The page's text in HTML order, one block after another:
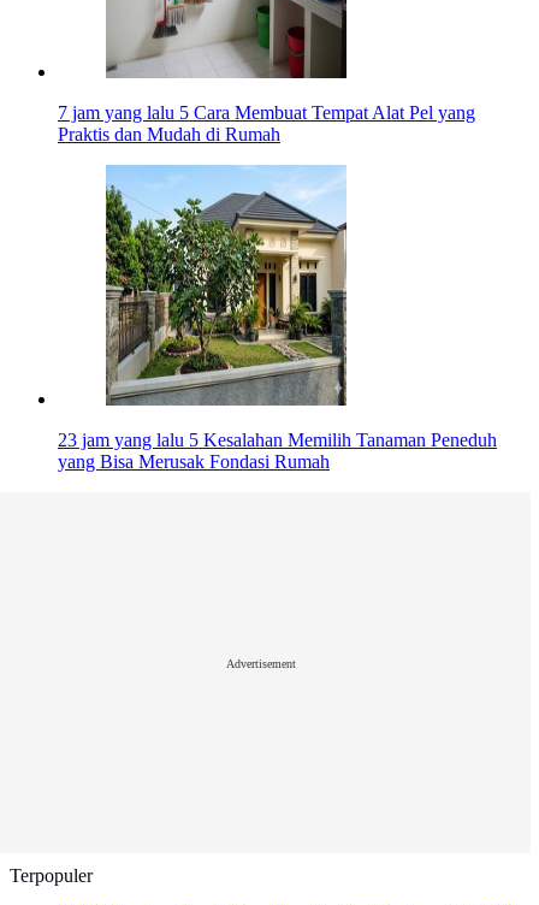
7 jam yang lalu 5 Cara Membuat Tempat Alat Pel yang
Praktis dan Mudah di Rumah
23 jam yang lalu 5 Kesalahan Memilih Tanaman Peneduh
yang Bisa Merusak Fondasi Rumah
Advertisement
Terpopuler